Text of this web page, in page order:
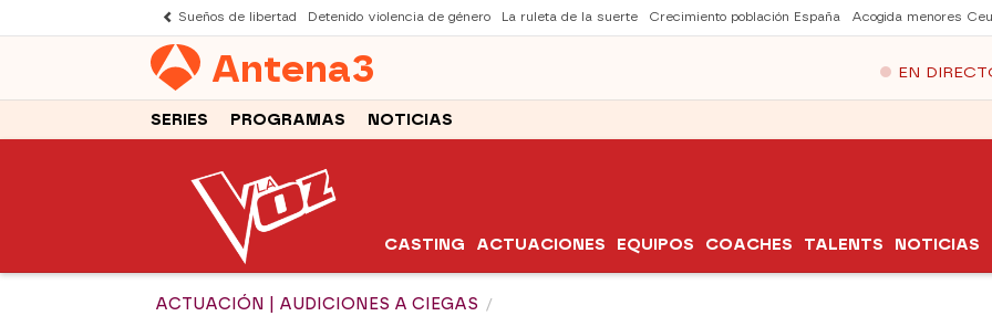
Sueños de libertad Detenido violencia de género La ruleta de la suerte Crecimiento población España Acogida menores
Antena3 EN
SERIES PROGRAMAS NOTICIAS
CASTING ACTUACIONES EQUIPOS COACHES TALENTS NOTICIAS
ACTUACIÓN | AUDICIONES A CIEGAS